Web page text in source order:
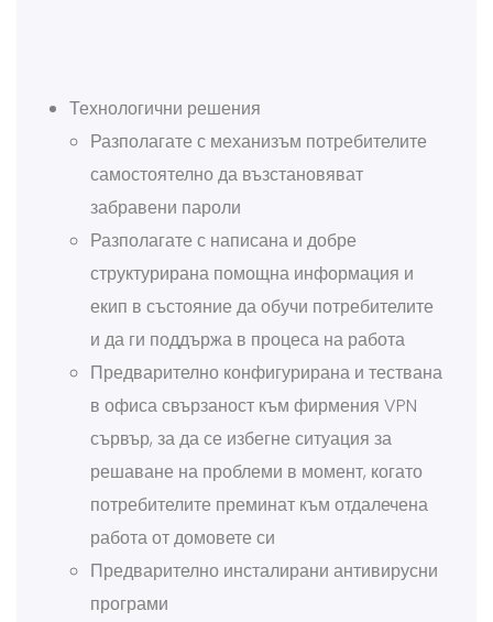
Технологични решения
Разполагате с механизъм потребителите
самостоятелно да възстановяват
забравени пароли
Разполагате с написана и добре
структурирана помощна информация и
екип в състояние да обучи потребителите
и да ги поддържа в процеса на работа
Предварително конфигурирана и тествана
в офиса свързаност към фирмения VPN
сървър, за да се избегне ситуация за
решаване на проблеми в момент, когато
потребителите преминат към отдалечена
работа от домовете си
Предварително инсталирани антивирусни
програми